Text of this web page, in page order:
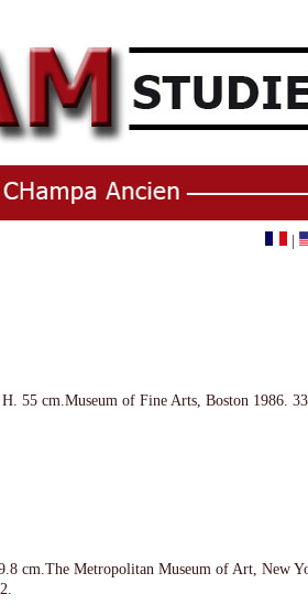
55 cm.Museum of Fine Arts, Boston 1986.
cm.The Metropolitan Museum of Art, New